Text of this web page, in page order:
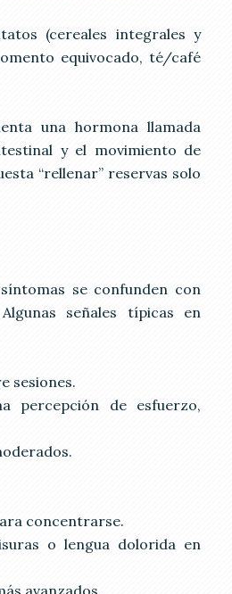
(cereales integrales y
equivocado, té/café
una hormona llamada
y el movimiento de
“rellenar” reservas solo
se confunden con
señales típicas en
sesiones.
percepción de esfuerzo,
concentrarse.
o lengua dolorida en
avanzados.